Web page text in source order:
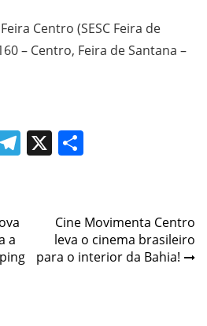
Centro (SESC Feira de
– Centro, Feira de Santana –
Telegram
X
a
Cine Movimenta Centro
leva o cinema brasileiro
para o interior da Bahia!